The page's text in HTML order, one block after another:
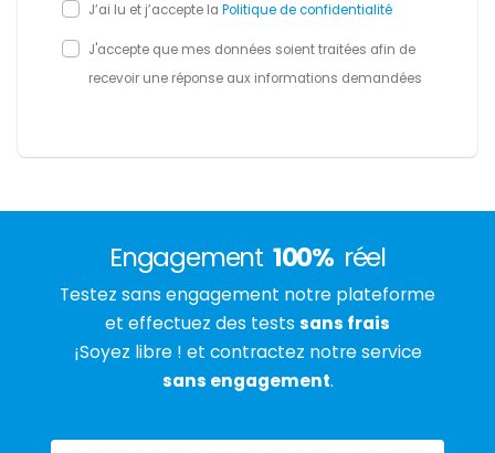
J’ai lu et j’accepte la Politique de confidentialité
J'accepte que mes données soient traitées afin de
recevoir une réponse aux informations demandées
Engagement 100% réel
Testez sans engagement notre plateforme
et effectuez des tests sans frais
¡Soyez libre ! et contractez notre service
sans engagement.